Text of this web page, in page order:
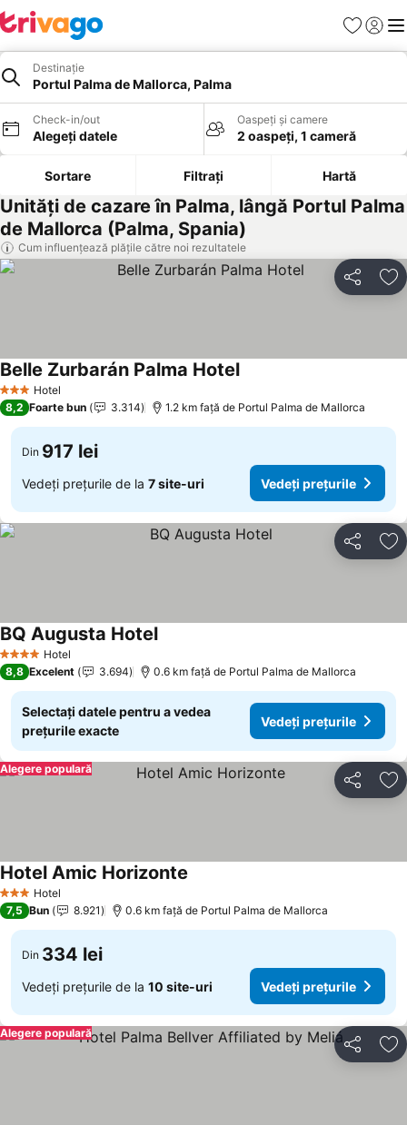
Favorite
Destinație
Portul Palma de Mallorca, Palma
Check-in/out
Alegeți datele
Oaspeți și camere
2 oaspeți, 1 cameră
Sortare Filtrați Hartă
Unități de cazare în Palma, lângă Portul Palma
de Mallorca (Palma, Spania)
Cum influențează plățile către noi rezultatele
Distribuiți
3 SteleHotel
Belle Zurbarán Palma HotelVedeți prețurile
8,2 Foarte bun 3.314 1.2 km faţă de Portul Palma de Mallorca
Din 917 lei
Vedeți prețurile de la 7 site-uri Vedeți prețurile
Distribuiți
4 Stele Hotel
BQ Augusta HotelVedeți prețurile
8,8 Excelent 3.694 0.6 km faţă de Portul Palma de Mallorca
Selectați datele pentru a vedea
prețurile exacte
Vedeți prețurile
Distribuiți
Alegere populară
3 SteleHotel
Hotel Amic Horizonte
7,5 Bun 8.921 0.6 km faţă de Portul Palma de Mallorca
Din 334 lei
Vedeți prețurile de la 10 site-uri Vedeți prețurile
Distribuiți
Alegere populară